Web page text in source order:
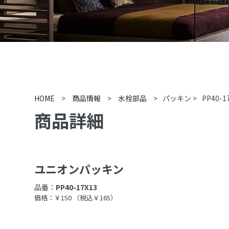
HOME > 商品情報 > 水栓部品 > パッキン > PP40-
商品詳細
ユニオンパッキン
品番： PP40-17X13
価格：￥150 （税込￥165）